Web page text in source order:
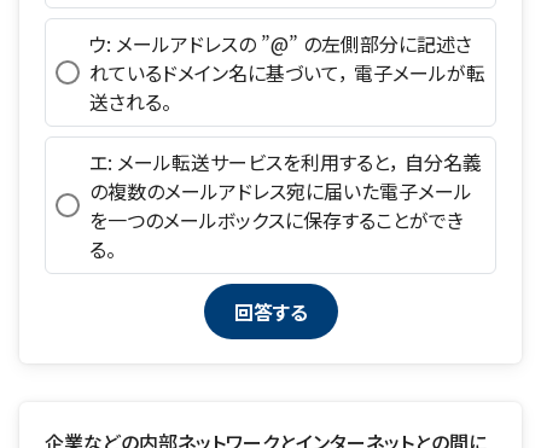
ウ: メールアドレスの ”@” の左側部分に記述さ
れているドメイン名に基づいて， 電子メールが転
送される。
エ: メール転送サービスを利用すると， 自分名義
の複数のメールアドレス宛に届いた電子メール
を一つのメールボックスに保存することができ
る。
企業などの内部ネットワークとインターネットとの間に